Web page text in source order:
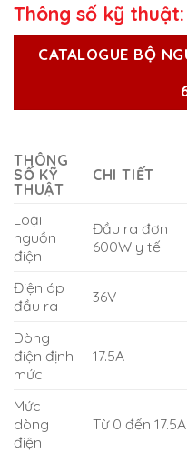
Thông số kỹ thuật:
CATALOGUE BỘ
THÔNG
SỐ KỸ
THUẬT
CHI TIẾT
Loại
nguồn
điện
Đầu ra đơn
600W y tế
Điện áp
đầu ra
36V
Dòng
điện định
mức
17.5A
Mức
dòng
điện
Từ 0 đến 17.5A